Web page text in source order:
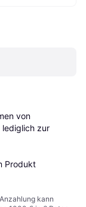
von
lediglich zur
Produkt
kann